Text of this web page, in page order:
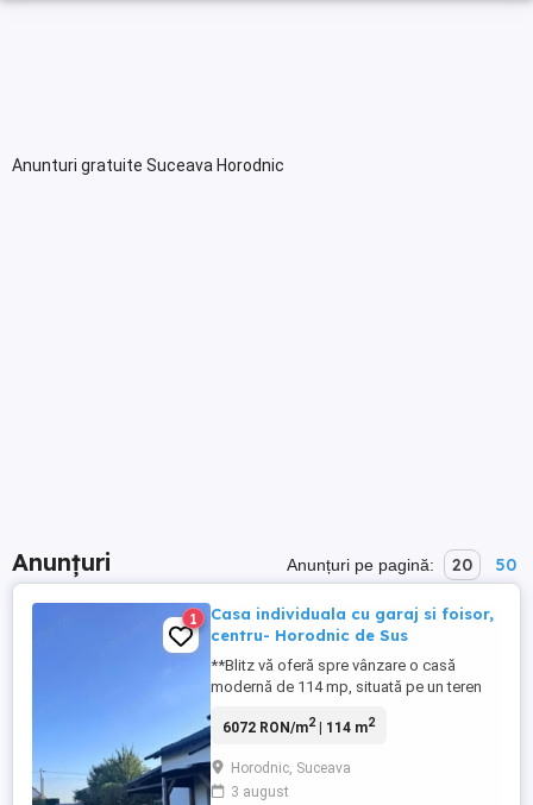
Anunturi gratuite Suceava Horodnic
Anunțuri Anunțuri pe pagină: 20 50
1
Casa individuala cu garaj si foisor,
centru- Horodnic de Sus
**Blitz vă oferă spre vânzare o casă
modernă de 114 mp, situată pe un teren
Casa are o compartimentare funcțională,
bai și o bucătărie cu living openspace,
ideală pentru gătit și petrecerea timpului în
6072 RON/m2| 114 m2
Horodnic, Suceava
3 august